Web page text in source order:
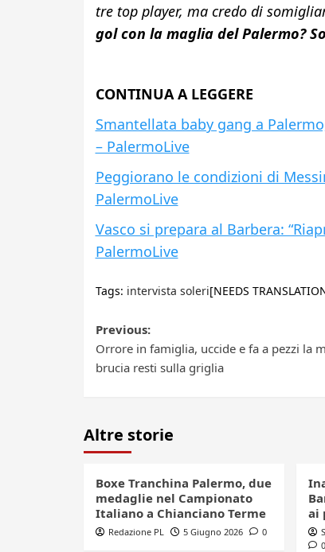
tre top player, ma credo di
gol con la maglia del Palermo?
CONTINUA A LEGGERE
Smantellata baby gang a
– PalermoLive
Peggiorano le condizioni di
PalermoLive
Vasco si prepara al Barbera:
PalermoLive
Tags: intervista soleri[NEEDS
Post
navigation
Previous:
Orrore in famiglia, uccide e fa a pezzi la
brucia resti sulla griglia
Altre storie
Boxe Tranchina Palermo, due
medaglie nel Campionato
Italiano a Chianciano Terme
Redazione PL 5 Giugno 2026 0
ai
0